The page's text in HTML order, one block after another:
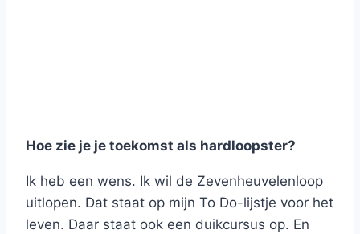
Hoe zie je je toekomst als hardloopster?
Ik heb een wens. Ik wil de Zevenheuvelenloop
uitlopen. Dat staat op mijn To Do-lijstje voor het
leven. Daar staat ook een duikcursus op. En